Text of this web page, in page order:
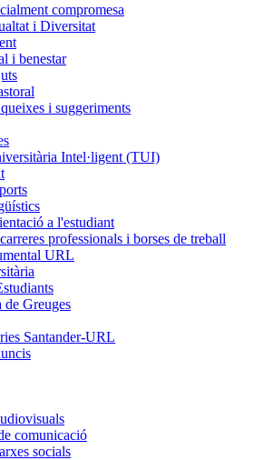
compromesa
i Diversitat
i benestar
i suggeriments
Intel·ligent (TUI)
a l'estudiant
professionals i borses de treball
URL
de Greuges
Santander-URL
comunicació
socials